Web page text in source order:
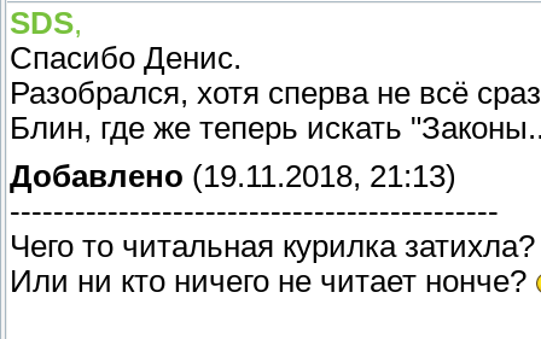
SDS,
Спасибо Денис.
Разобрался, хотя сперва не всё
Блин, где же теперь искать
Добавлено (19.11.2018, 21:13)
---------------------------------------------
Чего то читальная курилка
Или ни кто ничего не читает нонче?